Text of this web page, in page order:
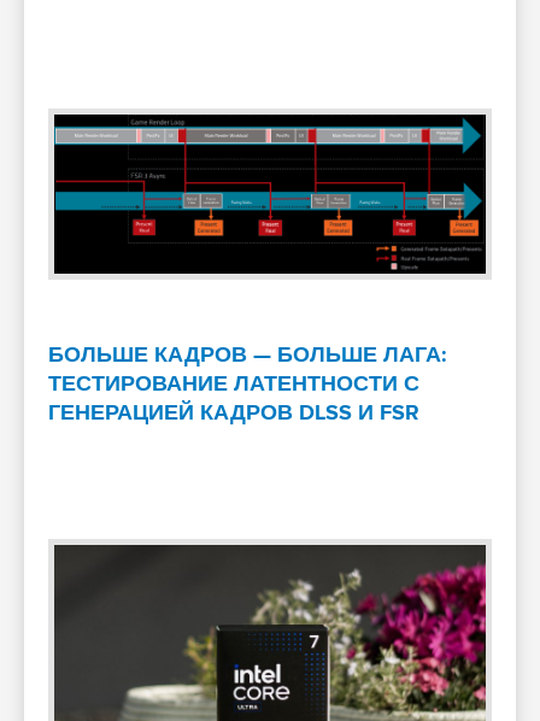
БОЛЬШЕ КАДРОВ — БОЛЬШЕ ЛАГА:
ТЕСТИРОВАНИЕ ЛАТЕНТНОСТИ С
ГЕНЕРАЦИЕЙ КАДРОВ DLSS И FSR